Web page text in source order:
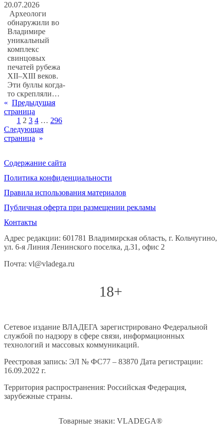
20.07.2026
Археологи
обнаружили во
Владимире
уникальный
комплекс
свинцовых
печатей рубежа
XII–XIII веков.
Эти буллы когда-
то скрепляли…
« Предыдущая
страница
1 2 3 4 … 296
Следующая
страница »
Содержание сайта
Политика конфиденциальности
Правила использования материалов
Публичная оферта при размещении рекламы
Контакты
Адрес редакции: 601781 Владимирская область, г. Кольчугино,
ул. 6-я Линия Ленинского поселка, д.31, офис 2
Почта: vl@vladega.ru
18+
Сетевое издание ВЛАДЕГА зарегистрировано Федеральной
службой по надзору в сфере связи, информационных
технологий и массовых коммуникаций.
Реестровая запись: ЭЛ № ФС77 – 83870 Дата регистрации:
16.09.2022 г.
Территория распространения: Российская Федерация,
зарубежные страны.
Товарные знаки: VLADEGA®